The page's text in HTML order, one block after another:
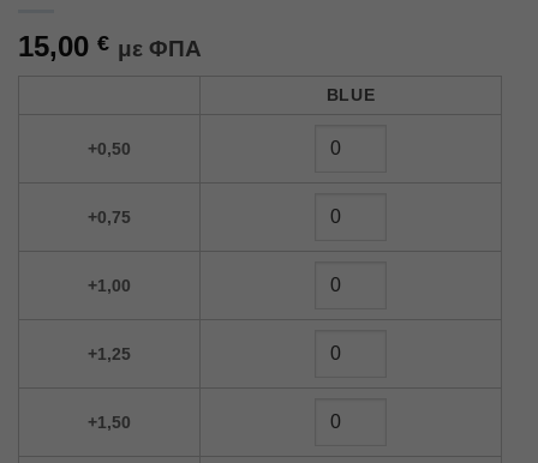
15,00 € με ΦΠΑ
BLUE
+0,50
+0,75
+1,00
+1,25
+1,50